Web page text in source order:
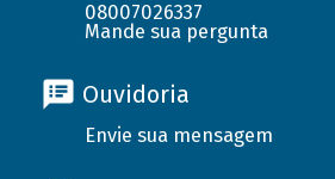
08007026337
Mande sua pergunta
Ouvidoria
Envie sua mensagem